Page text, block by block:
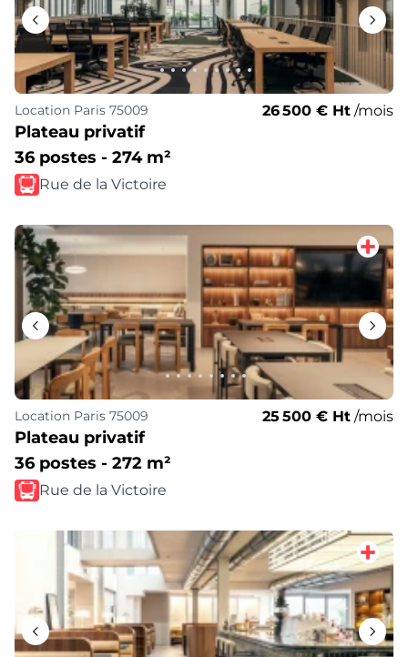
Location Paris 75009 26 500 € Ht /mois
Plateau privatif
36 postes - 274 m²
Rue de la Victoire
Location Paris 75009 25 500 € Ht /mois
Plateau privatif
36 postes - 272 m²
Rue de la Victoire